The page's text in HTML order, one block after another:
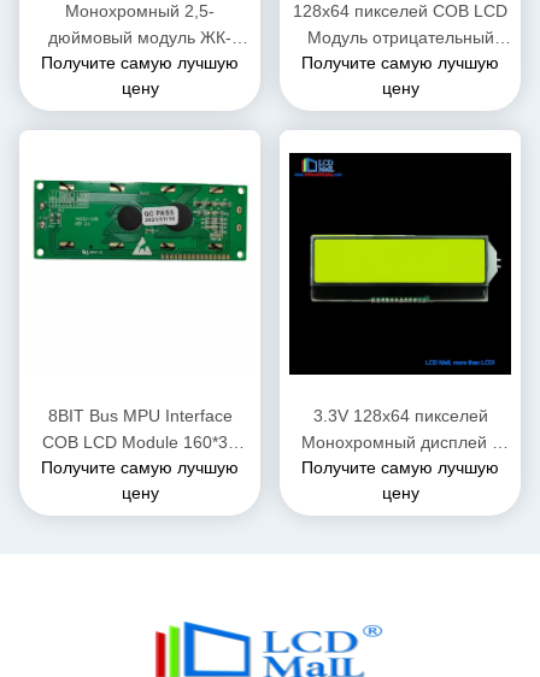
Монохромный 2,5-
дюймовый модуль ЖК-
дисплея COB 128x64 ЖК-
дисплей Параллельный
интерфейс
Получите самую лучшую
цену
128x64 пикселей COB LCD
Модуль отрицательный
ЖК-дисплей 6 часов
Просмотр
Получите самую лучшую
цену
8BIT Bus MPU Interface
COB LCD Module 160*32
FSTN / ПОЗИТИВНЫЙ /
ТРАНСФЛЕКТИВНЫЙ
Получите самую лучшую
цену
3.3V 128x64 пикселей
Монохромный дисплей с
параллельным
интерфейсом
Получите самую лучшую
цену